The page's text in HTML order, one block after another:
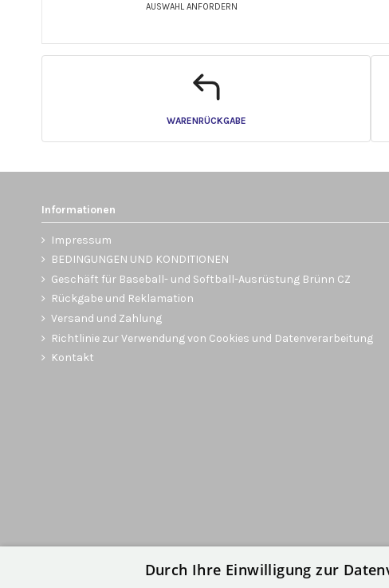
AUSWAHL ANFORDERN
WARENRÜCKGABE
Informationen
Impressum
BEDINGUNGEN UND KONDITIONEN
Geschäft für Baseball- und Softball-Ausrüstung Brünn CZ
Rückgabe und Reklamation
Versand und Zahlung
Richtlinie zur Verwendung von Cookies und Datenverarbeitung
Kontakt
Durch Ihre Einwilligung zur